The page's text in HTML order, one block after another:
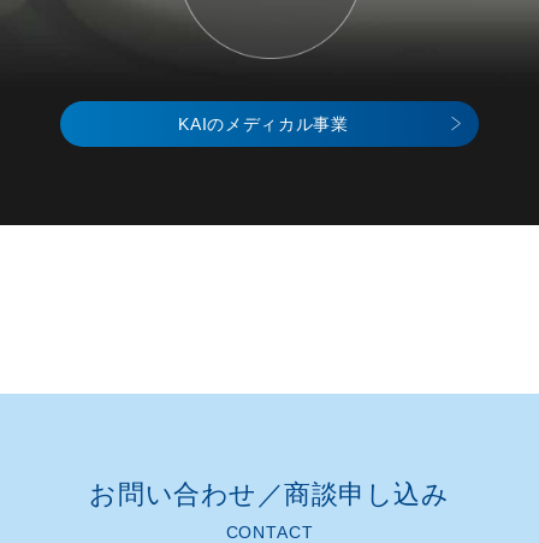
KAIのメディカル事業
お問い合わせ／商談申し込み​
CONTACT